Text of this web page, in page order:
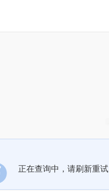
正在查询中，请刷新重试